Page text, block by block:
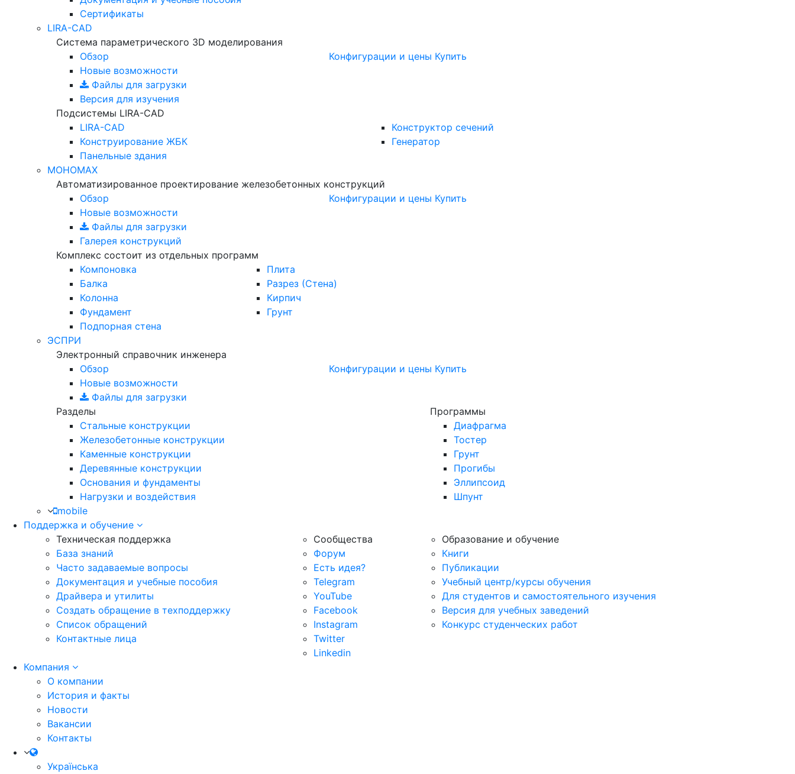
Сертификаты
LIRA-CAD
Система параметрического 3D моделирования
Обзор
Новые возможности
Файлы для загрузки
Версия для изучения
Конфигурации и цены Купить
Подсистемы LIRA-CAD
LIRA-CAD
Конструирование ЖБК
Панельные здания
Конструктор сечений
Генератор
МОНОМАХ
Автоматизированное проектирование железобетонных конструкций
Обзор
Новые возможности
Файлы для загрузки
Галерея конструкций
Конфигурации и цены Купить
Комплекс состоит из отдельных программ
Компоновка
Балка
Колонна
Фундамент
Подпорная стена
Плита
Разрез (Стена)
Кирпич
Грунт
ЭСПРИ
Электронный справочник инженера
Обзор
Новые возможности
Файлы для загрузки
Конфигурации и цены Купить
Разделы
Программы
Стальные конструкции
Железобетонные конструкции
Каменные конструкции
Деревянные конструкции
Основания и фундаменты
Нагрузки и воздействия
Диафрагма
Тостер
Грунт
Прогибы
Эллипсоид
Шпунт
mobile
Поддержка и обучение
Техническая поддержка
База знаний
Часто задаваемые вопросы
Документация и учебные пособия
Драйвера и утилиты
Создать обращение в техподдержку
Список обращений
Контактные лица
Сообщества
Форум
Есть идея?
Telegram
YouTube
Facebook
Instagram
Twitter
Linkedin
Образование и обучение
Книги
Публикации
Учебный центр/курсы обучения
Для студентов и самостоятельного изучения
Версия для учебных заведений
Конкурс студенческих работ
Компания
О компании
История и факты
Новости
Вакансии
Контакты
Українська